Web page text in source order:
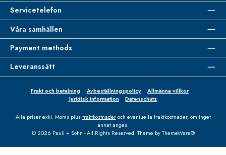
Servicetelefon
Våra samhällen
Payment methods
Leveranssätt
Frakt och betalning Avbeställningspolicy
Allmänna villkor
Juridisk information
Datenschutz
Alla priser exkl. Moms plusfraktkostnaderoch eventuella fraktkostnader, om inget
annat anges.
© 2026 Pauli + Sohn - All Rights Reserved. Theme byThemeWare®